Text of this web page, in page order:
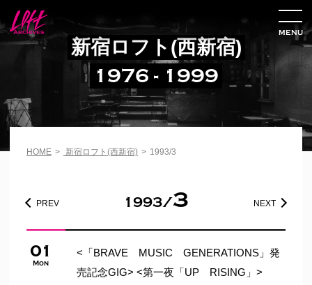
新宿ロフト(西新宿)
1976 - 1999
MENU
HOME > 新宿ロフト(西新宿) > 1993/3
1993/3 NEXT
PREV
01
Mon
<「BRAVE MUSIC GENERATIONS」発
売記念GIG> <第一夜「UP RISING」>